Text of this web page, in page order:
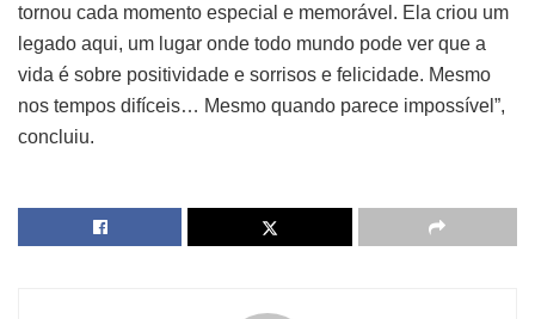
tornou cada momento especial e memorável. Ela criou um
legado aqui, um lugar onde todo mundo pode ver que a
vida é sobre positividade e sorrisos e felicidade. Mesmo
nos tempos difíceis… Mesmo quando parece impossível”,
concluiu.